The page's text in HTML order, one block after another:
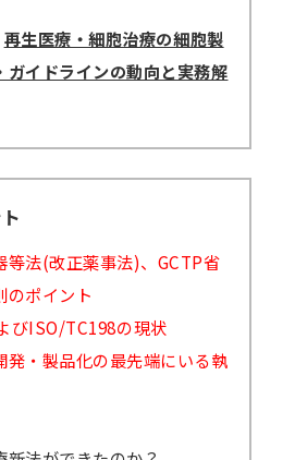
再生医療・細胞治療の細胞製
ガイドラインの動向と実務解
法(改正薬事法)、GCTP省
のポイント
びISO/TC198の現状
・製品化の最先端にいる執